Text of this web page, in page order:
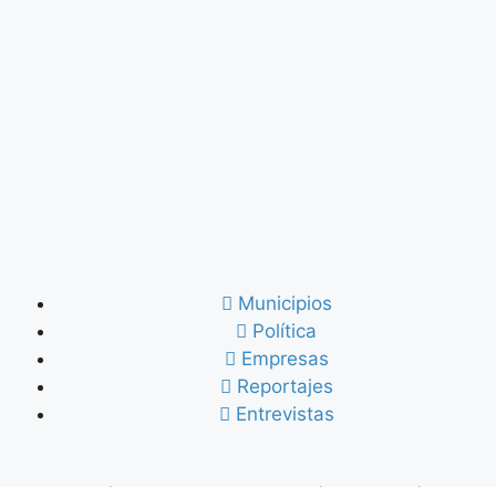
Municipios
Política
Empresas
Reportajes
Entrevistas